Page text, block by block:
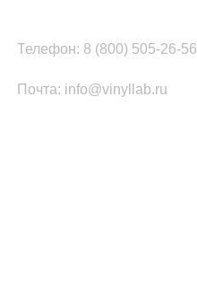
Телефон: 8 (800) 505-26-56
Почта: info@vinyllab.ru